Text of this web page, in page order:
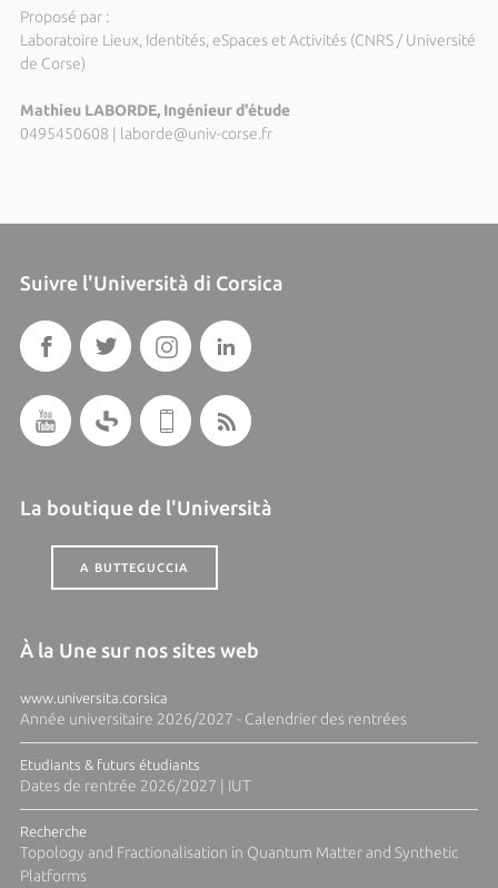
Proposé par :
Laboratoire Lieux, Identités, eSpaces et Activités (CNRS / Université
de Corse)
Mathieu LABORDE, Ingénieur d'étude
0495450608 | laborde@univ-corse.fr
Suivre l'Università di Corsica
La boutique de l'Università
A BUTTEGUCCIA
À la Une sur nos sites web
www.universita.corsica
Année universitaire 2026/2027 - Calendrier des rentrées
Etudiants & futurs étudiants
Dates de rentrée 2026/2027 | IUT
Recherche
Topology and Fractionalisation in Quantum Matter and Synthetic
Platforms